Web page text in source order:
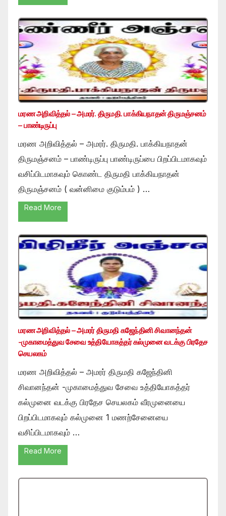
மரண அறிவித்தல் – அமரர். திருமதி. பாக்கியநாதன் திருமஞ்சனம்
– பாண்டிருப்பு
மரண அறிவித்தல் – அமரர். திருமதி. பாக்கியநாதன்
திருமஞ்சனம் – பாண்டிருப்பு பாண்டிருப்பை பிறப்பிடமாகவும்
வசிப்பிடமாகவும் கொண்ட திருமதி பாக்கியநாதன்
திருமஞ்சனம் ( வன்னிமை குடும்பம் ) …
Read More
மரண அறிவித்தல் – அமரர் திருமதி கஜேந்தினி சிவானந்தன்
-முகாமைத்துவ சேவை உத்தியோகத்தர் கல்முனை வடக்கு பிரதேச
செயலகம்
மரண அறிவித்தல் – அமரர் திருமதி கஜேந்தினி
சிவானந்தன் -முகாமைத்துவ சேவை உத்தியோகத்தர்
கல்முனை வடக்கு பிரதேச செயலகம் வீரமுனையை
பிறப்பிடமாகவும் கல்முனை 1 மணற்சேனையை
வசிப்பிடமாகவும் …
Read More